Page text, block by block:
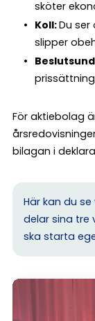
sköter
Koll:Du
slipper
För aktiebolag
bilagan i
Här kan du
delar sina tre
ska starta